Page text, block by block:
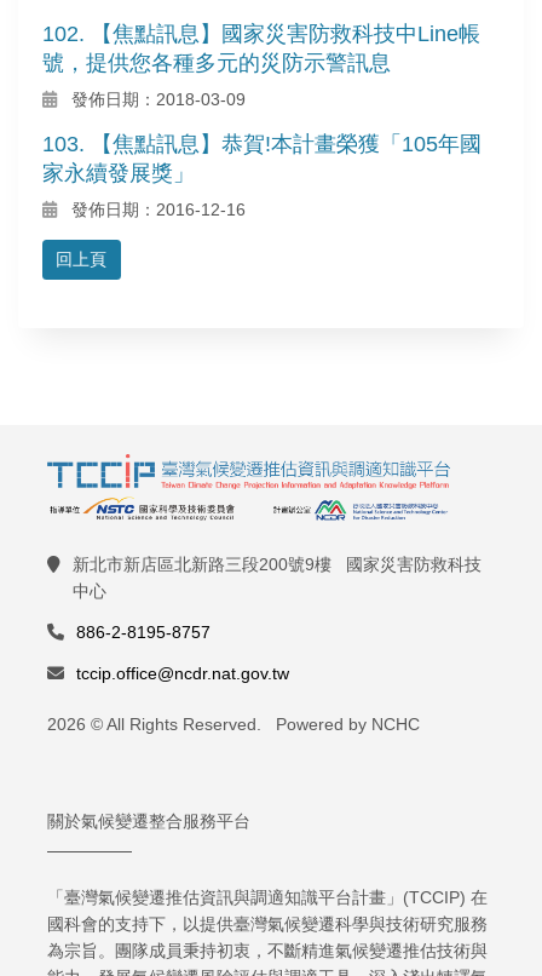
102. 【焦點訊息】國家災害防救科技中Line帳
號，提供您各種多元的災防示警訊息
發佈日期：2018-03-09
103. 【焦點訊息】恭賀!本計畫榮獲「105年國
家永續發展獎」
發佈日期：2016-12-16
回上頁
新北市新店區北新路三段200號9樓 國家災害防救科技
中心
886-2-8195-8757
tccip.office@ncdr.nat.gov.tw
2026 © All Rights Reserved. Powered by NCHC
關於氣候變遷整合服務平台
「臺灣氣候變遷推估資訊與調適知識平台計畫」(TCCIP) 在
國科會的支持下，以提供臺灣氣候變遷科學與技術研究服務
為宗旨。團隊成員秉持初衷，不斷精進氣候變遷推估技術與